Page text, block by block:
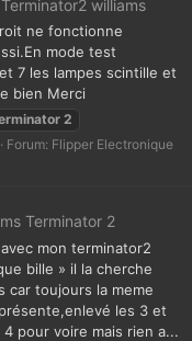
williams
ne fonctionne
mode test
7 les lampes scintille et
bien Merci
2
Forum: Flipper Electronique
Terminator 2
mon terminator2
bille » il la cherche
car toujours la meme
les 3 et
pour voire mais rien a...